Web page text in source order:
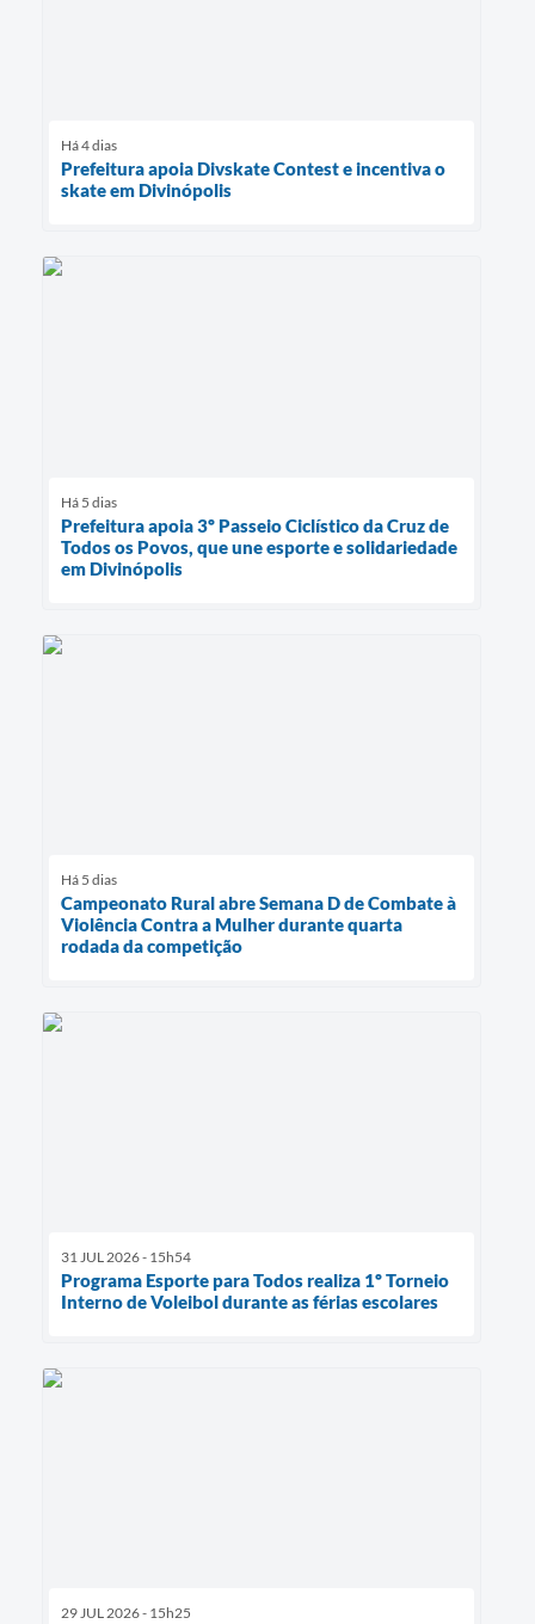
Há 4 dias
Prefeitura apoia Divskate Contest e incentiva o
skate em Divinópolis
Há 5 dias
Prefeitura apoia 3º Passeio Ciclístico da Cruz de
Todos os Povos, que une esporte e solidariedade
em Divinópolis
Há 5 dias
Campeonato Rural abre Semana D de Combate à
Violência Contra a Mulher durante quarta
rodada da competição
31 JUL 2026 - 15h54
Programa Esporte para Todos realiza 1º Torneio
Interno de Voleibol durante as férias escolares
29 JUL 2026 - 15h25